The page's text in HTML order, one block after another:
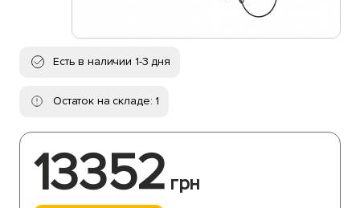
Есть в наличии 1-3 дня
Остаток на складе: 1
13352 грн